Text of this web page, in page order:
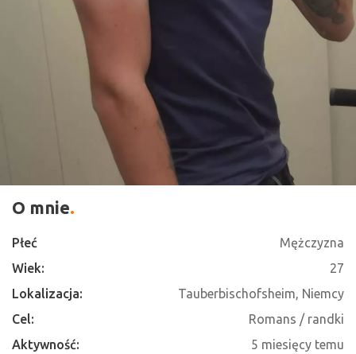
O mnie
Płeć
Mężczyzna
Wiek:
27
Lokalizacja:
Tauberbischofsheim, Niemcy
Cel:
Romans / randki
Aktywność:
5 miesięcy temu